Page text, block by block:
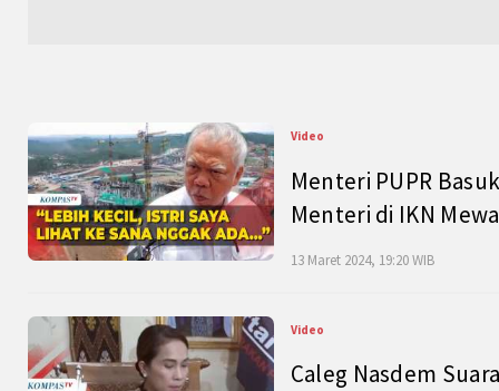
Video
Menteri PUPR
Menteri di IKN
13 Maret 2024, 19:20 WIB
Video
Caleg Nasdem